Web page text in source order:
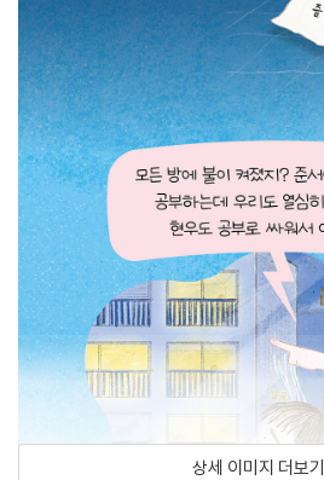
상세 이미지 더보기